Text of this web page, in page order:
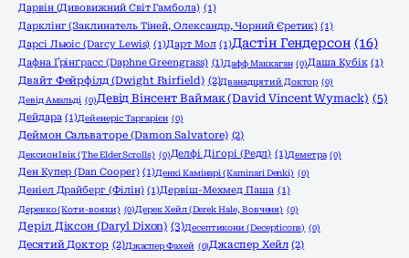
Дарвін (Дивовижний Світ Гамбола) (1)
Дарклінг (Заклинатель Тіней, Олександр, Чорний Єретик) (1)
Дарсі Льюіс (Darcy Lewis) (1)Дарт Мол (1)Дастін Гендерсон (16)
Дафна Ґрінґрасс (Daphne Greengrass) (1)Дафф Маккаган (0)Даша Кубік (1)
Двайт Фейрфілд (Dwight Fairfield) (2)Дванадцятий Доктор (0)
Девід Амальді (0)Девід Вінсент Ваймак (David Vincent Wymack) (5)
Дейдара (1)Дейенеріс Таргарієн (0)
Деймон Сальваторе (Damon Salvatore) (2)
Дексион Івік (The Elder Scrolls) (0)Делфі Діґорі (Редл) (1)Деметра (0)
Ден Купер (Dan Cooper) (1)Денкі Камінарі (Kaminari Denki) (0)
Деніел Драйберг (Філін) (1)Дервіш-Мехмед Паша (1)
Деревко (Коти-вояки) (0)Дерек Хейл (Derek Hale, Вовченя) (0)
Деріл Діксон (Daryl Dixon) (3)Десептикони (Decepticons) (0)
Десятий Доктор (2)Джаспер Фахей (0)Джаспер Хейл (2)